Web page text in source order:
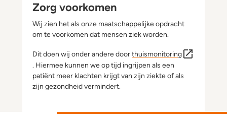
Zorg voorkomen
Wij zien het als onze maatschappelijke opdracht
om te voorkomen dat mensen ziek worden.
Dit doen wij onder andere doorthuismonitoring
. Hiermee kunnen weop tijd ingrijpen als een
patiënt meer klachten krijgt van zijn ziekte of als
zijn gezondheid vermindert.